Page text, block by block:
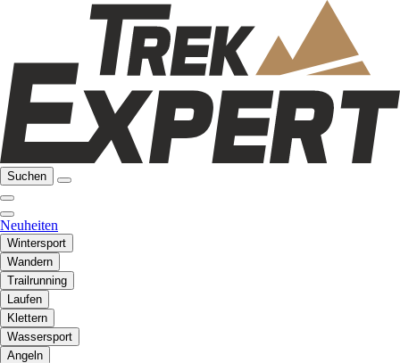
Suchen
Neuheiten
Wintersport
Wandern
Trailrunning
Laufen
Klettern
Wassersport
Angeln